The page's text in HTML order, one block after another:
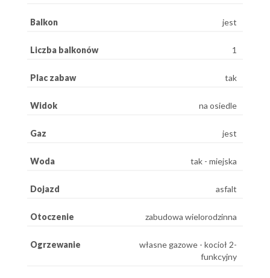
Balkon jest
Liczba balkonów 1
Plac zabaw tak
Widok na osiedle
Gaz jest
Woda tak - miejska
Dojazd asfalt
Otoczenie zabudowa wielorodzinna
Ogrzewanie
własne gazowe - kocioł 2-
funkcyjny